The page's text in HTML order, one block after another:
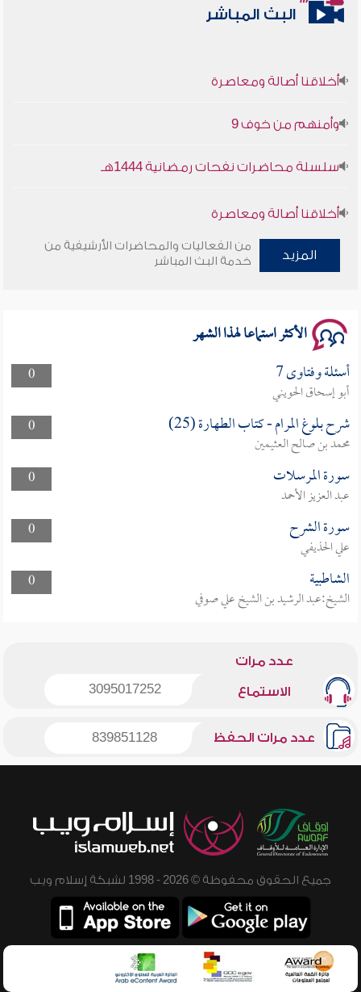
البث المباشر
أخلاقنا أصالة ومعاصرة
وأمنهم من خوف 9
سلسلة محاضرات نفحات رمضانية 1444هـ
أخلاقنا أصالة ومعاصرة
وأمنهم من خوف 9
المزيد
من الفعاليات والمحاضرات الأرشيفية من
خدمة البث المباشر
الأكثر استماعا لهذا الشهر
0 أسئلة وفتاوى 7
أبو إسحاق الحويني
0
شرح بلوغ المرام - كتاب الطهارة (25)
محمد بن صالح العثيمين
0
سورة المرسلات
عبد العزيز الأحمد
0
سورة الشرح
علي الحذيفي
0
الشاطبية
الشيخ:عبد الرشيد بن الشيخ علي صوفي
عدد مرات
الاستماع 3095017252
عدد مرات الحفظ 839851128
جميع الحقوق محفوظة © 2026 - 1998 لشبكة إسلام ويب